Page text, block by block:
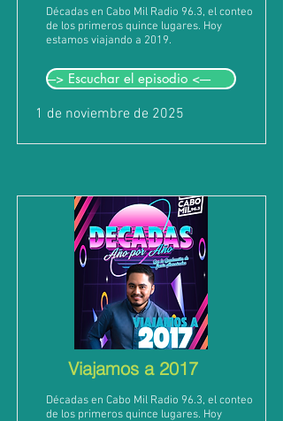
Décadas en Cabo Mil Radio 96.3, el conteo
de los primeros quince lugares. Hoy
estamos viajando a 2019.
---> Escuchar el episodio <----
1 de noviembre de 2025
Viajamos a 2017
Décadas en Cabo Mil Radio 96.3, el conteo
de los primeros quince lugares. Hoy